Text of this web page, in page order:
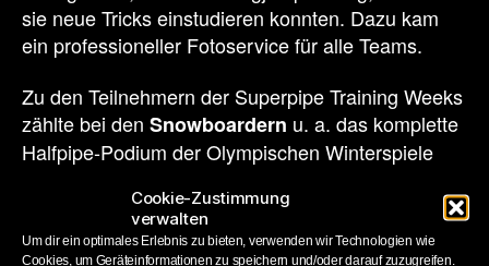
Cookie-Zustimmung
verwalten
Um dir ein optimales Erlebnis zu bieten, verwenden wir Technologien wie
Cookies, um Geräteinformationen zu speichern und/oder darauf zuzugreifen.
sie neue Tricks einstudieren konnten. Dazu kam
ein professioneller Fotoservice für alle Teams.
Zu den Teilnehmern der Superpipe Training Weeks
zählte bei den Snowboardern u. a. das komplette
Halfpipe-Podium der Olympischen Winterspiele
und Scotty James (AUS). Dazu kamen Stars wie
der amtierende Halfpipe-Weltmeister Yūto Totsuka